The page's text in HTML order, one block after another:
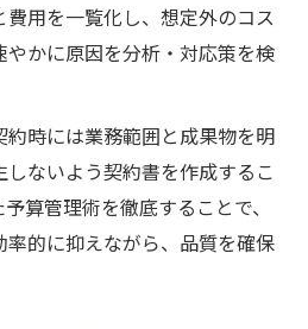
用を一覧化し、想定外のコス
やかに原因を分析・対応策を検
約時には業務範囲と成果物を明
ないよう契約書を作成するこ
算管理術を徹底することで、
的に抑えながら、品質を確保